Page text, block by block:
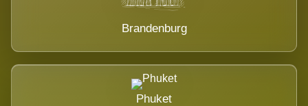
Brandenburg
Phuket